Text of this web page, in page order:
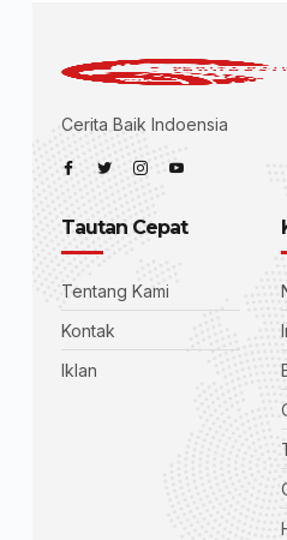
Cerita Baik Indoensia
Tautan Cepat
Tentang Kami
Kontak
Iklan